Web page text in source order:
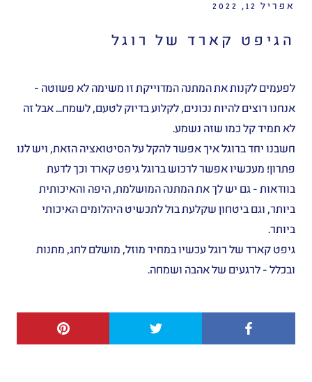
אפריל 12, 2022
הגיפט קארד של רוגל
לפעמים לקנות את המתנה המדוייקת זו משימה לא פשוטה -
אנחנו רוצים להיות נכונים, לקלוע בדיוק לטעם, לשמח… אבל זה
לא תמיד קל כמו שזה נשמע.
חשבנו יחד ברוגל איך אפשר להקל על הסיטואציה הזאת, ויש לנו
פתרון! מעכשיו אפשר לרכוש ברוגל גיפט קארד וכך לדעת
בוודאות - גם יש לך את המתנה המושלמת, היפה והאיכותית
ביותר, וגם ביטחון שקלעת בול לתכשיט היהלומים האיכותי
ביותר.
גיפט קארד של רוגל עכשיו במחיר מוזל, מושלם לחג, מתנות
ובכלל - לרגעים של אהבה ושמחה.